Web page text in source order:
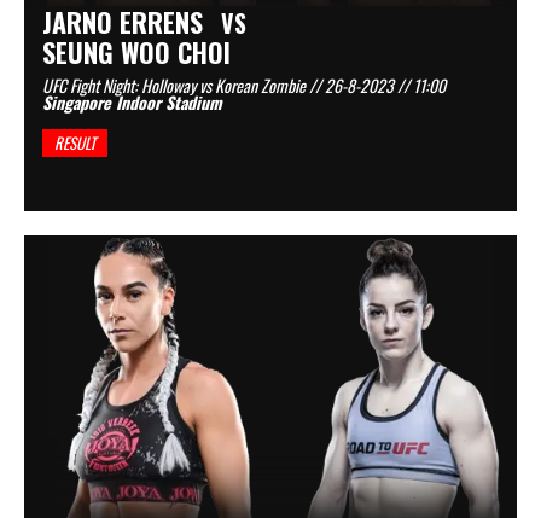
JARNO ERRENS VS
SEUNG WOO CHOI
UFC Fight Night: Holloway vs Korean Zombie // 26-8-2023 // 11:00
Singapore Indoor Stadium
RESULT